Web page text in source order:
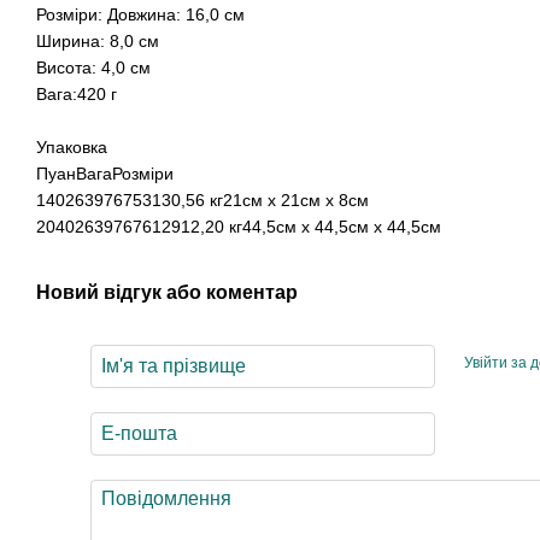
Розміри: Довжина: 16,0 см
Ширина: 8,0 см
Висота: 4,0 см
Вага:420 г
Упаковка
ПуанВагаРозміри
140263976753130,56 кг21см х 21см х 8см
20402639767612912,20 кг44,5см х 44,5см х 44,5см
Новий відгук або коментар
Увійти за